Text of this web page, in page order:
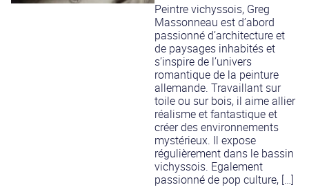
Peintre vichyssois, Greg
Massonneau est d’abord
passionné d’architecture et
de paysages inhabités et
s’inspire de l’univers
romantique de la peinture
allemande. Travaillant sur
toile ou sur bois, il aime allier
réalisme et fantastique et
créer des environnements
mystérieux. Il expose
régulièrement dans le bassin
vichyssois. Egalement
passionné de pop culture, […]